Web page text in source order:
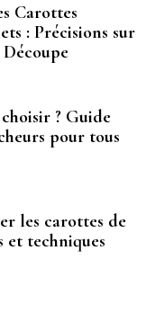
Carottes
: Précisions sur
Découpe
? Guide
pour tous
les carottes de
et techniques